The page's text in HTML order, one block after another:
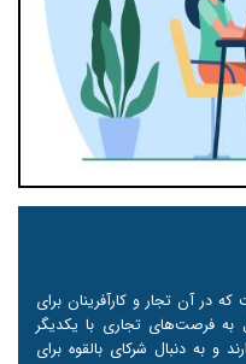
در آن تجار و کارآفرینان برای
به فرصت‌های تجاری با یکدیگر
و به دنبال شرکای بالقوه برای